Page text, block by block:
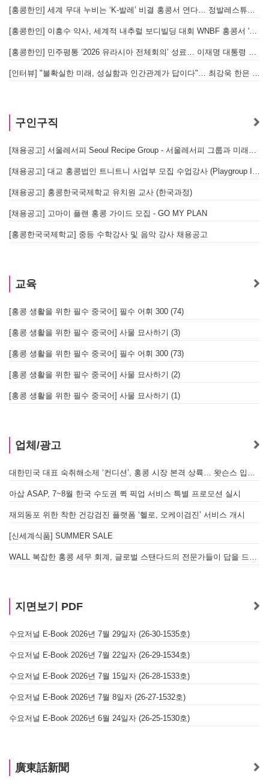
[홍콩한인] 세계 무대 누비는 ‘K-발레’ 비결 홍콩서 연다… 정발레스튜디오 개원
[홍콩한인] 이흥수 약사, 세계적 내추럴 보디빌딩 대회 WNBF 홍콩서 '마스터 부문 1위' 기염
[홍콩한인] 민주평통 ‘2026 유라시아 전체회의’ 성료… 이재명 대통령 참석으로 의미 더해
[인터뷰] "불확실한 미래, 성실함과 인간관계가 답이다"… 최강욱 한은 부소장이 청소년들에게 전하는 응원
구인구직
[채용공고] 서울레서피 Seoul Recipe Group - 서울레서피 그룹과 미래를 함께할 유능한 인재를 모십니다
[채용공고] 대교 홍콩법인 트니트니 사업부 모집 수업강사 (Playgroup Instructor)
[채용공고] 홍콩한국국제학교 유치원 교사 (한국과정)
[채용공고] 고마이 플랜 홍콩 가이드 모집 - GO MY PLAN
[홍콩한국국제학교] 중등 수학강사 및 음악 강사 채용공고
교육
[홍콩 생활을 위한 필수 중국어] 필수 어휘 300 (74)
[홍콩 생활을 위한 필수 중국어] 사물 묘사하기 (3)
[홍콩 생활을 위한 필수 중국어] 필수 어휘 300 (73)
[홍콩 생활을 위한 필수 중국어] 사물 묘사하기 (2)
[홍콩 생활을 위한 필수 중국어] 사물 묘사하기 (1)
업체/광고
대한민국 대표 숙취해소제 ‘컨디션’, 홍콩 시장 본격 상륙… 왓슨스 입점 기념 할인 행사 진행
아삽 ASAP, 7~8월 한국 수도권 퀵 픽업 서비스 특별 프로모션 실시
재외동포 위한 착한 건강검진 플랫폼 ‘헬로, 오케이검진’ 서비스 개시
[신세계식품] SUMMER SALE
WALL 복잡한 홍콩 세무 회계, 글로벌 스탠다드의 전문가들이 답을 드립니다! - 법인설립, 회계, 감사
지면보기 PDF
수요저널 E-Book 2026년 7월 29일자 (26-30-1535호)
수요저널 E-Book 2026년 7월 22일자 (26-29-1534호)
수요저널 E-Book 2026년 7월 15일자 (26-28-1533호)
수요저널 E-Book 2026년 7월 8일자 (26-27-1532호)
수요저널 E-Book 2026년 6월 24일자 (26-25-1530호)
廣東話新聞